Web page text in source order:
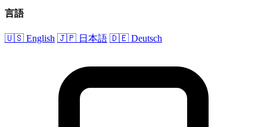
言語
🇺🇸 English 🇯🇵 日本語 🇩🇪 Deutsch